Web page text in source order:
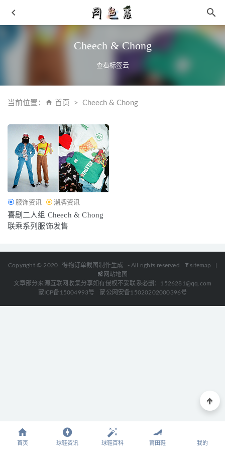
Cheech & Chong
查看标签云
当前位置： 首页 Cheech & Chong
服饰资讯 潮牌资讯
喜剧二人组 Cheech & Chong
联乘系列服饰发售
Copyright © 2020 得物订单截图制作生成 - All rights reserved sitemap
网站地图
文章部分来源互联网收集分享如有侵权不妥联系必删：1526281@qq.com
蒙ICP备15004993号
蒙公网安备15020202000396号
FORTRESS 堡垒主题DION LEE 2024 秋冬发布
酒红色裤子搭配 酒红色搭配整体感强
羊绒毛衣起球怎么办 一多半人不知道毛衣知识
拉塞尔全新 PE 配色全城 9 “Bluegrass State”鞋款抢先预览
2021-05-02
首页 球鞋资讯 球鞋百科 莆田鞋 我的